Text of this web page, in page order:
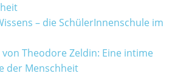
– die SchülerInnenschule im
von Theodore Zeldin: Eine intime
der Menschheit